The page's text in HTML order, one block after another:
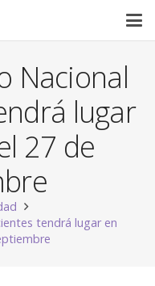
Nacional
lugar
27 de
tendrá lugar en